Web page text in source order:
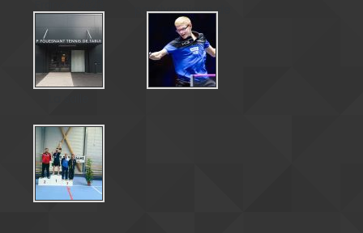
paralympique de
Matéo Bohéas